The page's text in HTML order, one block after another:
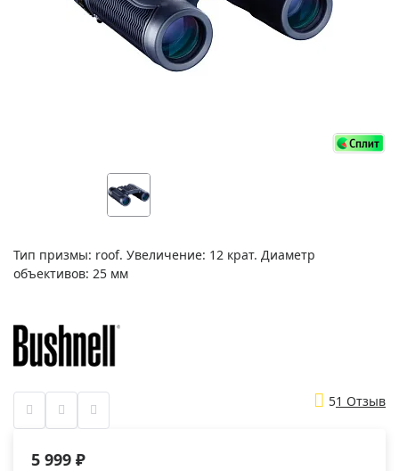
Тип призмы: roof. Увеличение: 12 крат. Диаметр
объективов: 25 мм
51 Отзыв
5 999 ₽